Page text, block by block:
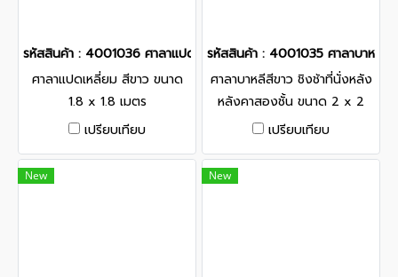
รหัสสินค้า : 4001036 ศาลาแปดเหลี่ยม สีขาว ขนาด 1.8 x 1.8 เมตร
ศาลาแปดเหลี่ยม สีขาว ขนาด
1.8 x 1.8 เมตร
เปรียบเทียบ
รหัสสินค้า : 4001035 ศาลาบาหลี
ศาลาบาหลีสีขาว ชิงช้าที่นั่งหลัง
หลังคาสองชั้น ขนาด 2 x 2
เมตร
เปรียบเทียบ
New New